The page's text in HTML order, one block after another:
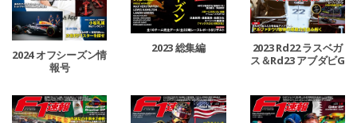
2024 オフシーズン情
報号
2023 総集編
2023 Rd22 ラスベガ
ス＆Rd23 アブダビG